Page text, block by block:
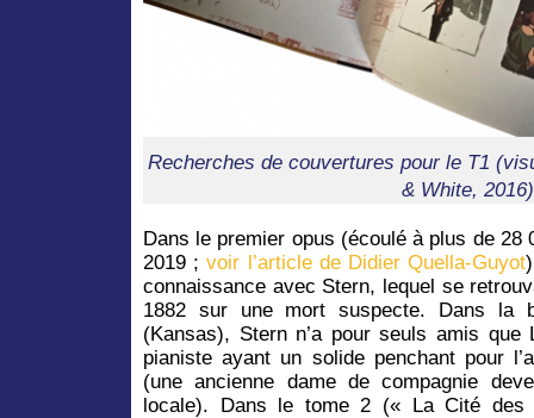
Recherches de couvertures pour le T1
& White,
Dans le premier opus (écoulé à plus de 28
2019 ;voir l’article de Didier Quella-Guyot
connaissance avec Stern, lequel se
1882 sur une mort suspecte. Dans la
(Kansas), Stern n’a pour seuls amis que
pianiste ayant un solide penchant pour
(une ancienne dame de compagnie
locale). Dans le tome 2 (« La Cité des